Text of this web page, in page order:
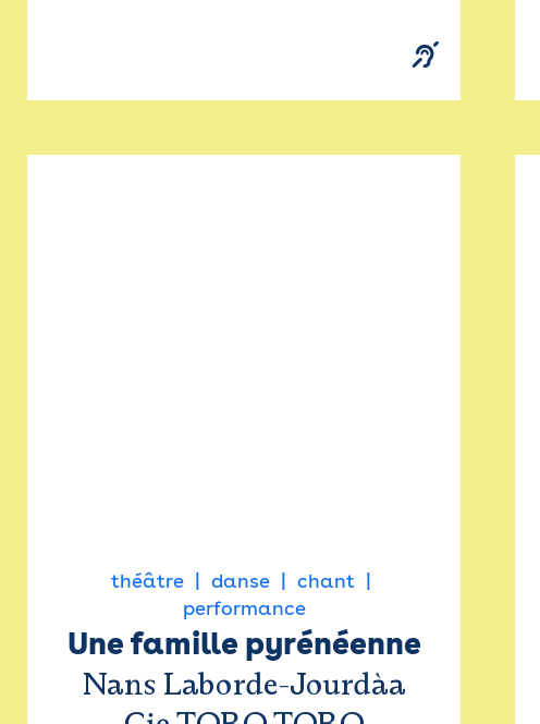
théâtre danse
chant
performance
Une famille pyrénéenne
Nans Laborde-Jourdàa